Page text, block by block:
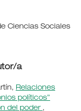
Ciencias Sociales
a
Relaciones
políticos”
del poder ,